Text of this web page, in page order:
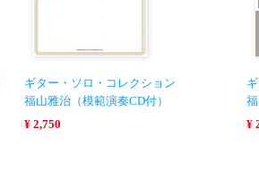
ギター・ソロ・コレクション
福山雅治（模範演奏CD付）
¥ 2,750
¥